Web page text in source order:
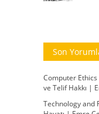
Son
Computer
ve Telif Hakkı |
Technology and